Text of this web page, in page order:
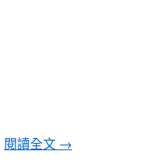
閱讀全文 →